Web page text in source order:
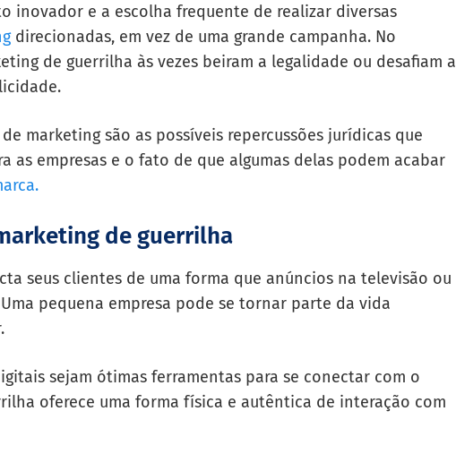
inovador e a escolha frequente de realizar diversas
direcionadas, em vez de uma grande campanha. No
de guerrilha às vezes beiram a legalidade ou desafiam a
marketing são as possíveis repercussões jurídicas que
as empresas e o fato de que algumas delas podem acabar
de guerrilha
seus clientes de uma forma que anúncios na televisão ou
pequena empresa pode se tornar parte da vida
sejam ótimas ferramentas para se conectar com o
oferece uma forma física e autêntica de interação com